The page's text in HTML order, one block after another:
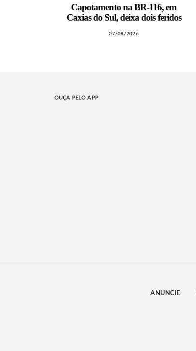
Capotamento na BR-116, em
Caxias do Sul, deixa dois feridos
07/08/2026
OUÇA PELO APP
ANUNCIE